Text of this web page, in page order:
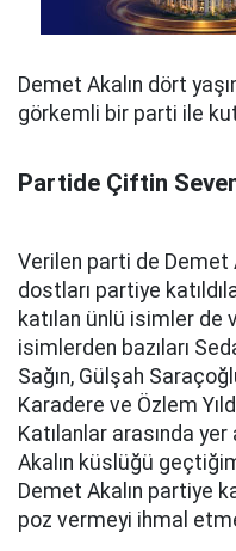
Demet Akalın dört
görkemli bir parti ile
Partide Çiftin
Verilen parti de Demet
dostları partiye
katılan ünlü isimler de
isimlerden bazıları
Sağın, Gülşah
Karadere ve Özlem
Katılanlar arasında
Akalın küslüğü
Demet Akalın partiye
poz vermeyi ihmal